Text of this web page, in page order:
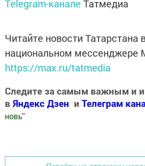
Telegram-канале Татмедиа
Читайте новости Татарстана
национальном мессенджере
https://max.ru/tatmedia
Следите за самым важным и
в Яндекс Дзен и Телеграм
новь"